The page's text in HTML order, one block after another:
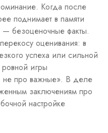
Когда после
поднимает в памяти
— безоценочные факты.
оценивания: в
успеха или сильной
игры
не про важные». В деле
заключениям про
настройке